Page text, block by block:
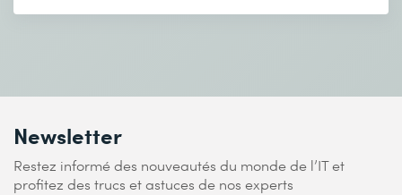
Newsletter
Restez informé des nouveautés du monde de l’IT et
profitez des trucs et astuces de nos experts